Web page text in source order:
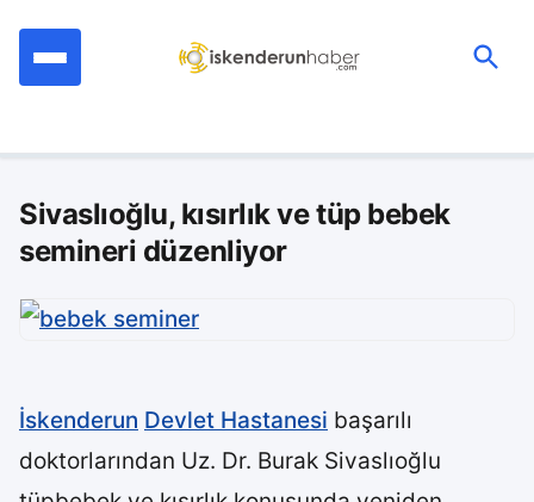
Sivaslıoğlu, kısırlık ve tüp bebek
semineri düzenliyor
İskenderun Devlet Hastanesi başarılı
doktorlarından Uz. Dr. Burak Sivaslıoğlu